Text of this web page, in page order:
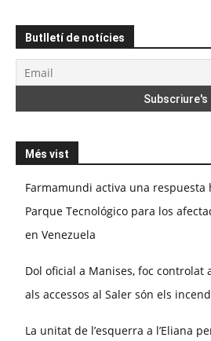
Butlletí de notícies
Més vist
Farmamundi activa una
Parque Tecnológico para los
en Venezuela
Dol oficial a Manises, foc
als accessos al Saler són els
La unitat de l’esquerra a l’Eliana